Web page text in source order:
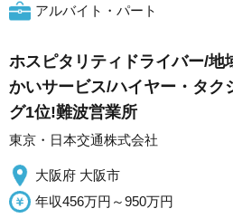
アルバイト・パート
ホスピタリティドライバー/地
かいサービス/ハイヤー・タク
グ1位!難波営業所
東京・日本交通株式会社
大阪府 大阪市
年収456万円～950万円